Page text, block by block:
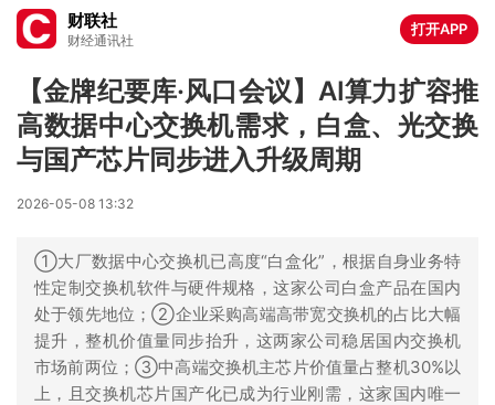
财联社
财经通讯社
打开APP
【金牌纪要库·风口会议】AI算力扩容推
高数据中心交换机需求，白盒、光交换
与国产芯片同步进入升级周期
2026-05-08 13:32
①大厂数据中心交换机已高度“白盒化”，根据自身业务特
性定制交换机软件与硬件规格，这家公司白盒产品在国内
处于领先地位；②企业采购高端高带宽交换机的占比大幅
提升，整机价值量同步抬升，这两家公司稳居国内交换机
市场前两位；③中高端交换机主芯片价值量占整机30%以
上，且交换机芯片国产化已成为行业刚需，这家国内唯一